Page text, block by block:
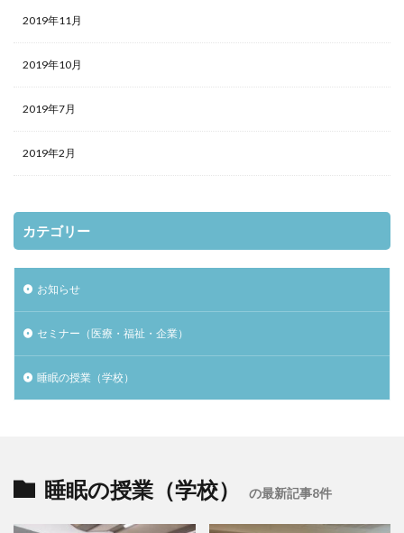
2019年11月
2019年10月
2019年7月
2019年2月
カテゴリー
お知らせ
セミナー（医療・福祉・企業）
睡眠の授業（学校）
睡眠の授業（学校） の最新記事8件